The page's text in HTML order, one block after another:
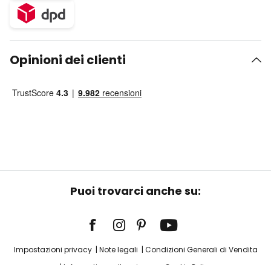
Opinioni dei clienti
Puoi trovarci anche su:
Impostazioni privacy Note legali
Condizioni Generali di Vendita